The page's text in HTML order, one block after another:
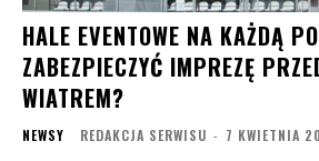
HALE EVENTOWE NA KAŻDĄ
ZABEZPIECZYĆ IMPREZĘ
WIATREM?
NEWSY REDAKCJA SERWISU - 7 KWIETNIA